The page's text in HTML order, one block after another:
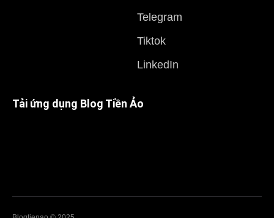
Telegram
Tiktok
LinkedIn
Tải ứng dụng Blog Tiền Ảo